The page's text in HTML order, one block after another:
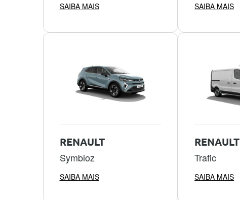
SAIBA MAIS SAIBA MAIS
RENAULT
Symbioz
SAIBA MAIS
RENAULT
Trafic
SAIBA MAIS